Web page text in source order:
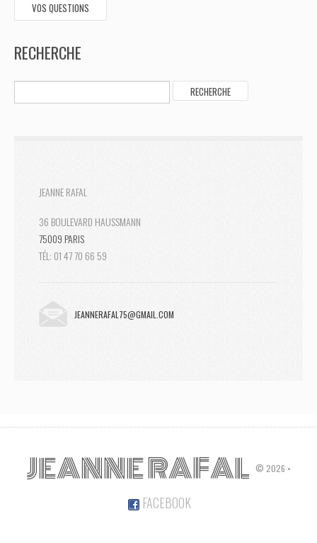
VOS QUESTIONS
RECHERCHE
JEANNE RAFAL
36 BOULEVARD HAUSSMANN
75009 PARIS
TÉL: 01 47 70 66 59
JEANNERAFAL75@GMAIL.COM
JEANNE RAFAL © 2026 •
FACEBOOK